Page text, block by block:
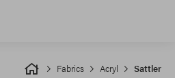
Fabrics Acryl Sattler